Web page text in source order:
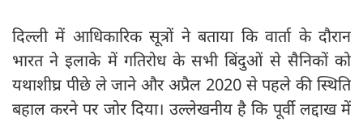
दिल्ली में आधिकारिक सूत्रों ने बताया कि वार्ता के दौरान
भारत ने इलाके में गतिरोध के सभी बिंदुओं से सैनिकों को
यथाशीघ्र पीछे ले जाने और अप्रैल 2020 से पहले की स्थिति
बहाल करने पर जोर दिया। उल्लेखनीय है कि पूर्वी लद्दाख में